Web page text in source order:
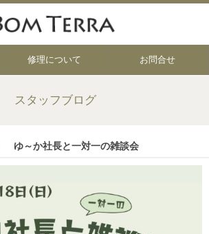
修理について お問合せ
スタッフブログ
ゆ～か社長と一対一の雑談会